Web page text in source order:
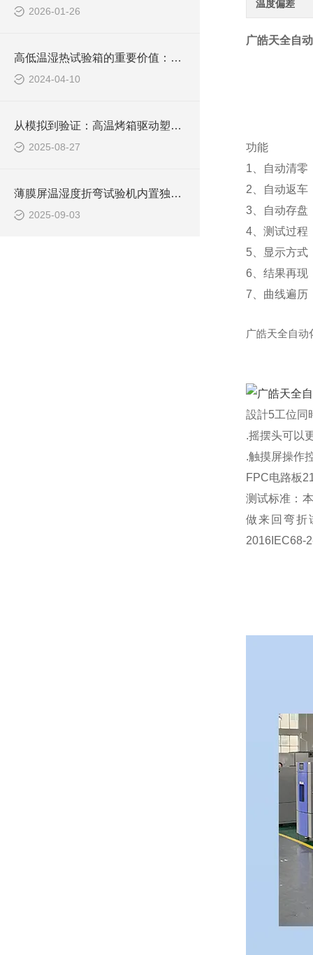
2026-01-26
高低温湿热试验箱的重要价值：加速技术发展的助推器
2024-04-10
从模拟到验证：高温烤箱驱动塑料耐温测试标准化
2025-08-27
薄膜屏温湿度折弯试验机内置独立的温湿度调节模块
2025-09-03
温度偏差
广皓天全自
功能
1、自动清零
2、自动返车
3、自动存盘
4、测试过程
5、显示方式
6、结果再现
7、曲线遍历
广皓天全自动
設計5工位同
.摇摆头可以
.触摸屏操作
FPC电路板
测试标准：
做来回弯折
2016IEC68-